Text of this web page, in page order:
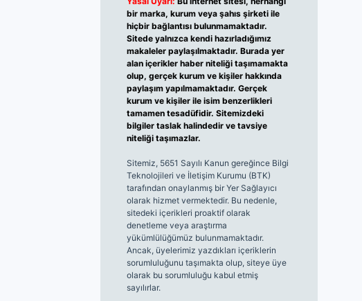
bir marka, kurum veya şahıs şirketi ile
hiçbir bağlantısı bulunmamaktadır.
Sitede yalnızca kendi hazırladığımız
makaleler paylaşılmaktadır. Burada yer
alan içerikler haber niteliği taşımamakta
olup, gerçek kurum ve kişiler hakkında
paylaşım yapılmamaktadır. Gerçek
kurum ve kişiler ile isim benzerlikleri
tamamen tesadüfidir. Sitemizdeki
bilgiler taslak halindedir ve tavsiye
niteliği taşımazlar.
Sitemiz, 5651 Sayılı Kanun gereğince Bilgi
Teknolojileri ve İletişim Kurumu (BTK)
tarafından onaylanmış bir Yer Sağlayıcı
olarak hizmet vermektedir. Bu nedenle,
sitedeki içerikleri proaktif olarak
denetleme veya araştırma
yükümlülüğümüz bulunmamaktadır.
Ancak, üyelerimiz yazdıkları içeriklerin
sorumluluğunu taşımakta olup, siteye üye
olarak bu sorumluluğu kabul etmiş
sayılırlar.